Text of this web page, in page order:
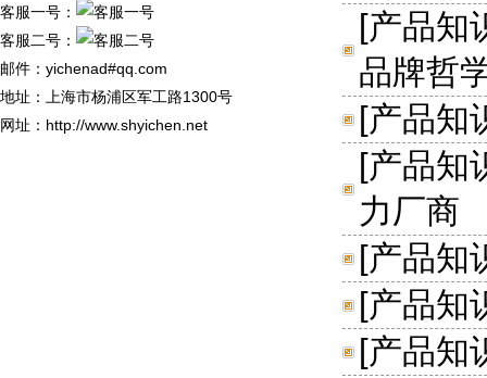
客服一号：
客服二号：
邮件：yichenad#qq.com
地址：上海市杨浦区军工路1300号
网址：http://www.shyichen.net
[产品知
品牌哲
[产品知
[产品知
力厂商
[产品知
[产品知
[产品知